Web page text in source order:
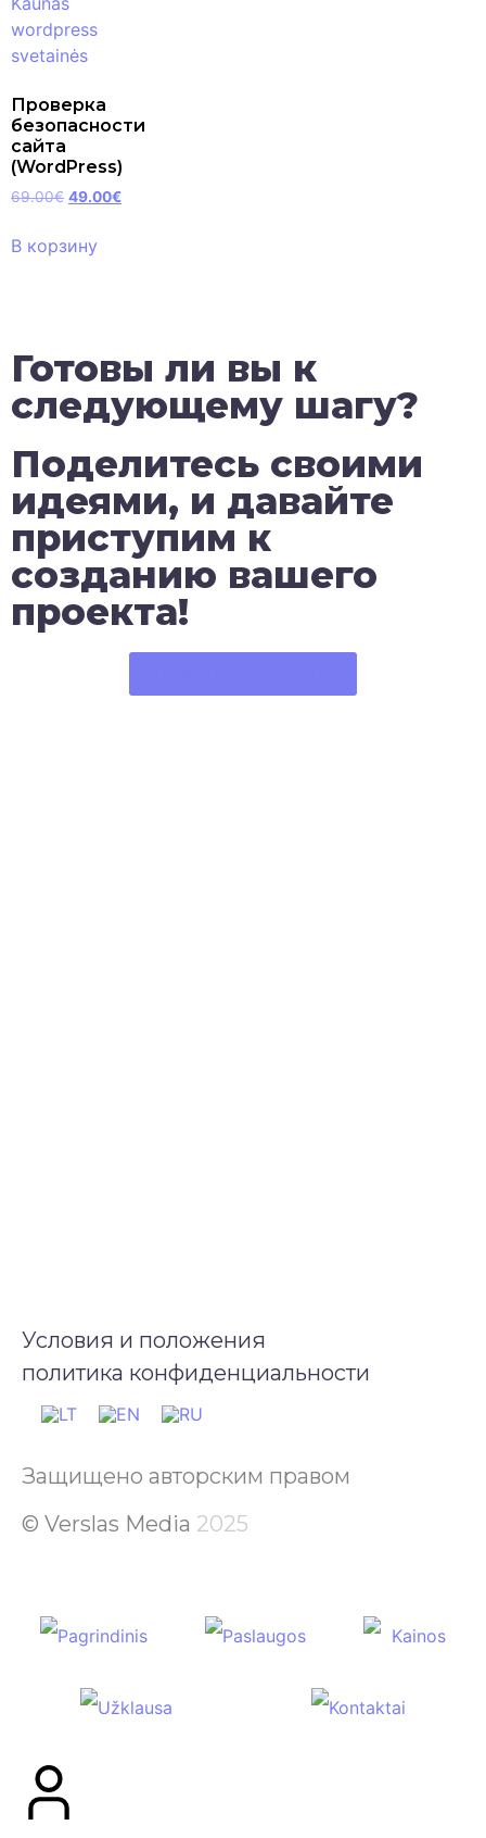
Проверка
безопасности
сайта
(WordPress)
69.00€ 49.00€
В корзину
Готовы ли вы к
следующему шагу?
Поделитесь своими
идеями, и давайте
приступим к
созданию вашего
проекта!
Условия и положения
политика конфиденциальности
Защищено авторским правом
© Verslas Media 2025
Pagrindinis Paslaugos Kainos
Užklausa Kontaktai